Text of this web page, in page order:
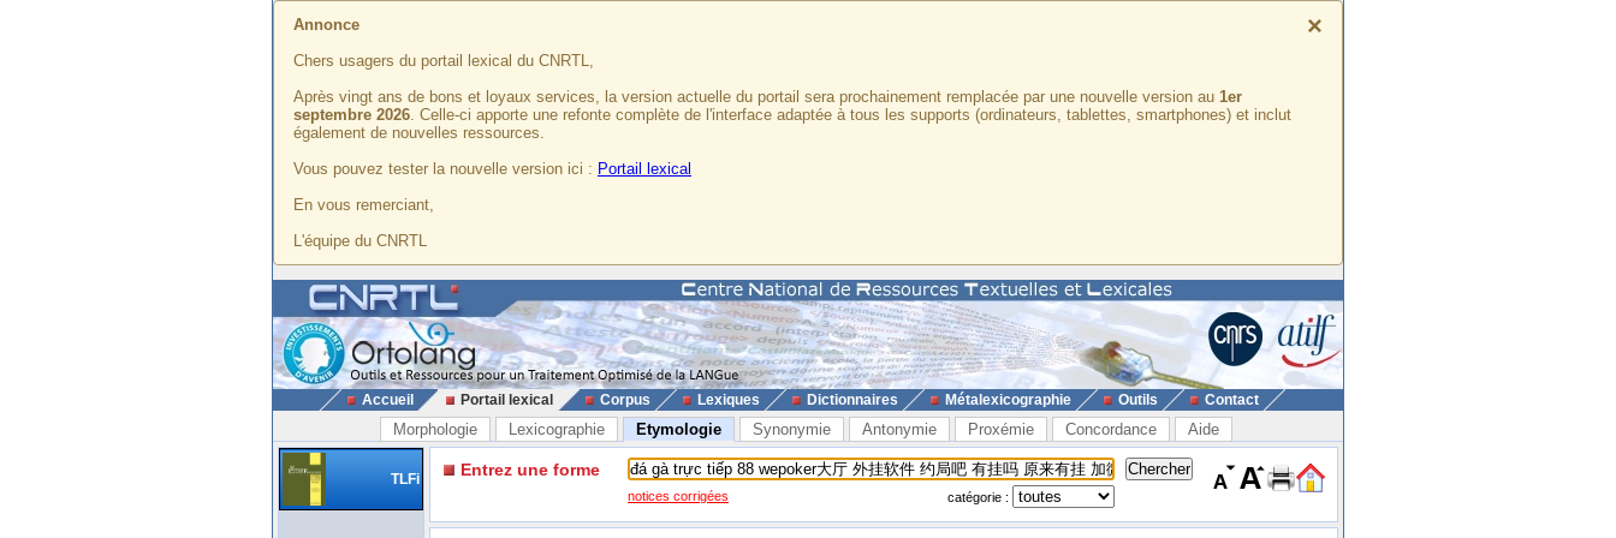
×
Annonce
Chers usagers du portail lexical du CNRTL,
Après vingt ans de bons et loyaux services, la version actuelle du portail sera prochainement remplacée par une nouvelle version au 1er
septembre 2026. Celle-ci apporte une refonte complète de l'interface adaptée à tous les supports (ordinateurs, tablettes, smartphones) et inclut
également de nouvelles ressources.
Vous pouvez tester la nouvelle version ici : Portail lexical
En vous remerciant,
L'équipe du CNRTL
Accueil Portail lexical Corpus Lexiques Dictionnaires Métalexicographie Outils Contact
Morphologie Lexicographie Etymologie Synonymie Antonymie Proxémie Concordance Aide
TLFi Entrez une forme
notices corrigées catégorie :